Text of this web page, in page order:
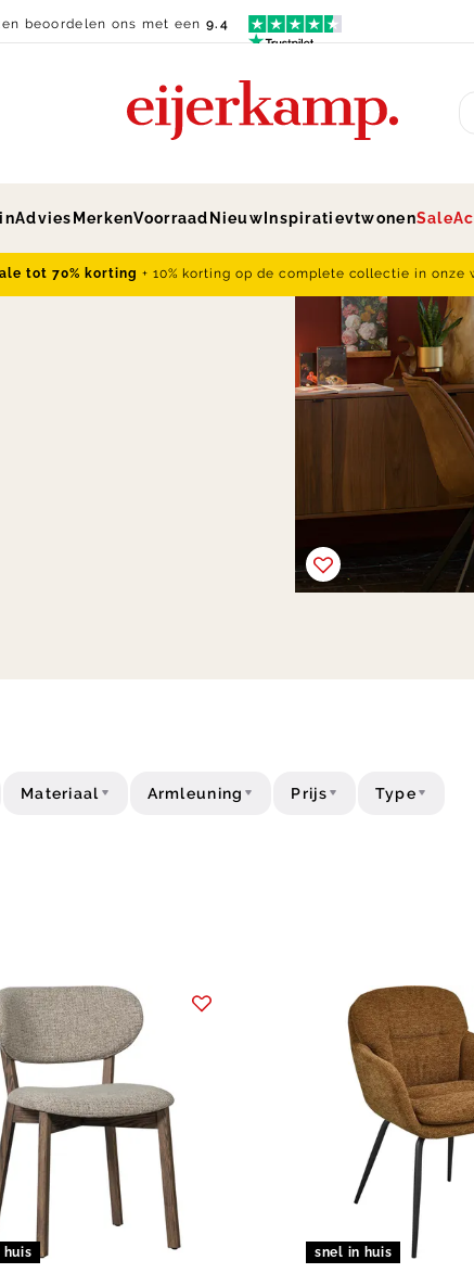
beoordelen ons met een9.4
Advies MerkenVoorraad Nieuw InspiratievtwonenSale
tot 70% korting + 10% korting op de complete collectie in onze
Materiaal Armleuning Prijs Type
huis snel in huis